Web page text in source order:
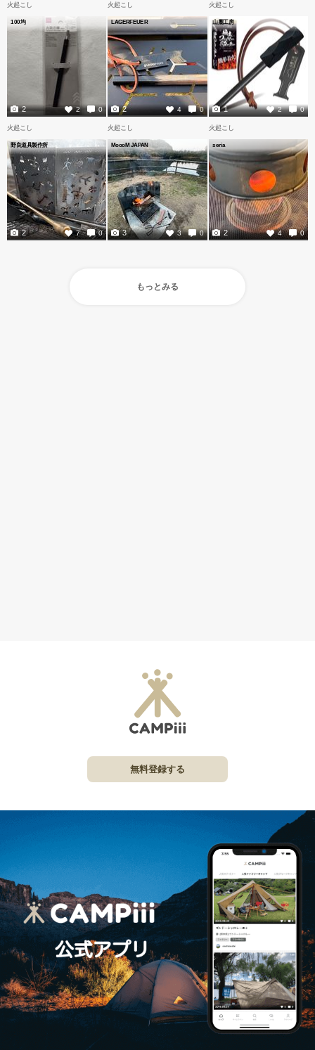
火起こし
100均
2 0
2
火起こし
LAGERFEUER
4 0
2
火起こし
山麓工房
2 0
1
火起こし
野良道具製作所
7 0
2
火起こし
MoooM JAPAN
3 0
3
火起こし
seria
4 0
2
もっとみる
無料登録する